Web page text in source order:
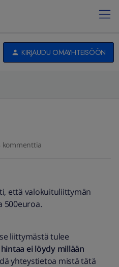
KIRJAUDU OMAYHTEISÖÖN
kommenttia
että valokuituliittymän
500euroa.
liittymästä tulee
ei löydy millään
yhteystietoa mistä tätä